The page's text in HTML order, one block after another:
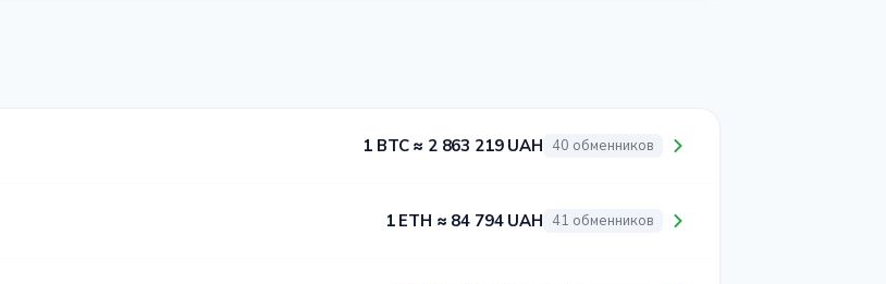
1 BTC ≈ 2 863 219 UAH 40 обменников
1 ETH ≈ 84 794 UAH 41 обменников